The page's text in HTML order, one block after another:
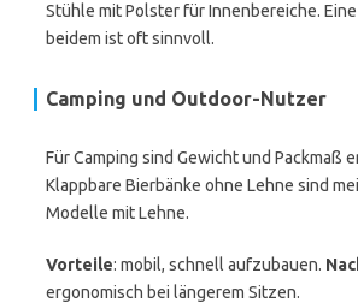
Stühle mit Polster für Innenbereiche.
beidem ist oft sinnvoll.
Camping und Outdoor-Nutzer
Für Camping sind Gewicht und Packmaß
Klappbare Bierbänke ohne Lehne sind
Modelle mit Lehne.
Vorteile: mobil, schnell aufzubauen.
ergonomisch bei längerem Sitzen.